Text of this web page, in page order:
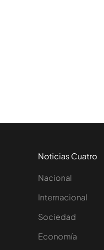
Noticias Cuatro
Nacional
Internacional
Sociedad
Economía